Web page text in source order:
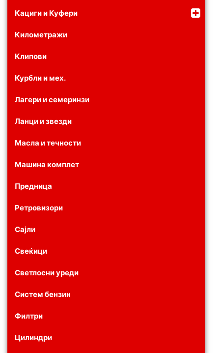
Кациги и Куфери
Километражи
Клипови
Курбли и мех.
Лагери и семеринзи
Ланци и звезди
Масла и течности
Машина комплет
Предница
Ретровизори
Сајли
Свеќици
Светлосни уреди
Систем бензин
Филтри
Цилиндри